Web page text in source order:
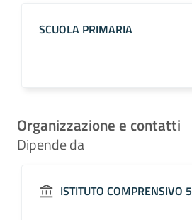
SCUOLA PRIMARIA
Organizzazione e contatti
Dipende da
ISTITUTO COMPRENSIVO 5